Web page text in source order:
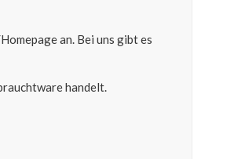
an. Bei uns gibt es
handelt.